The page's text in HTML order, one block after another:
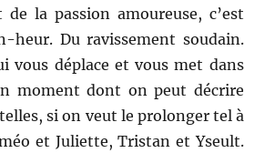
la passion amoureuse, c’est
heur. Du ravissement soudain.
vous déplace et vous met dans
moment dont on peut décrire
si on veut le prolonger tel à
et Juliette, Tristan et Yseult.